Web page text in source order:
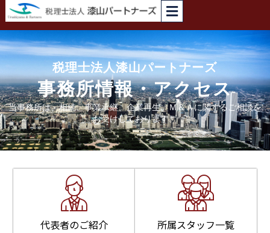
容
を
ス
キ
ッ
プ
税理士法人漆山パートナーズ
事務所情報・アクセス
当事務所は、相続、事業承継、企業再生、Ｍ＆Ａに関するご相談を
お受けしております。
代表者のご紹介 所属スタッフ一覧